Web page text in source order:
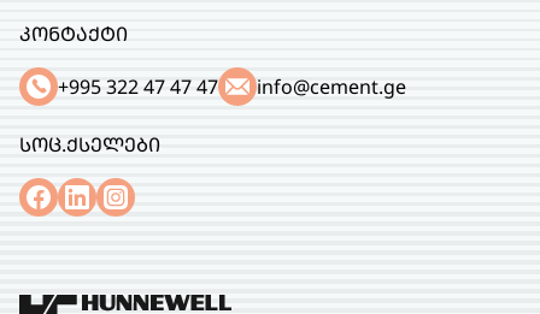
კონტაქტი
+995 322 47 47 47
info@cement.ge
სოც.ქსელები